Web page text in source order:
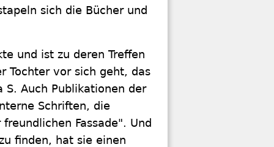
sich die Bücher und
und ist zu deren Treffen
Tochter vor sich geht, das
Auch Publikationen der
Schriften, die
Fassade". Und
finden, hat sie einen